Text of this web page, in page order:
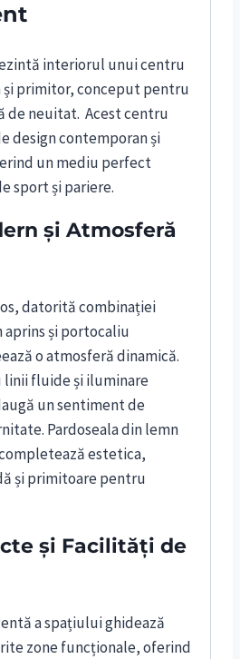
interiorul unui centru
și primitor, conceput pentru
de neuitat. Acest centru
design contemporan și
un mediu perfect
sport și pariere.
și Atmosferă
datorită combinației
și portocaliu
o atmosferă dinamică.
linii fluide și iluminare
un sentiment de
Pardoseala din lemn
estetica,
și primitoare pentru
și Facilități de
a spațiului ghidează
zone funcționale, oferind